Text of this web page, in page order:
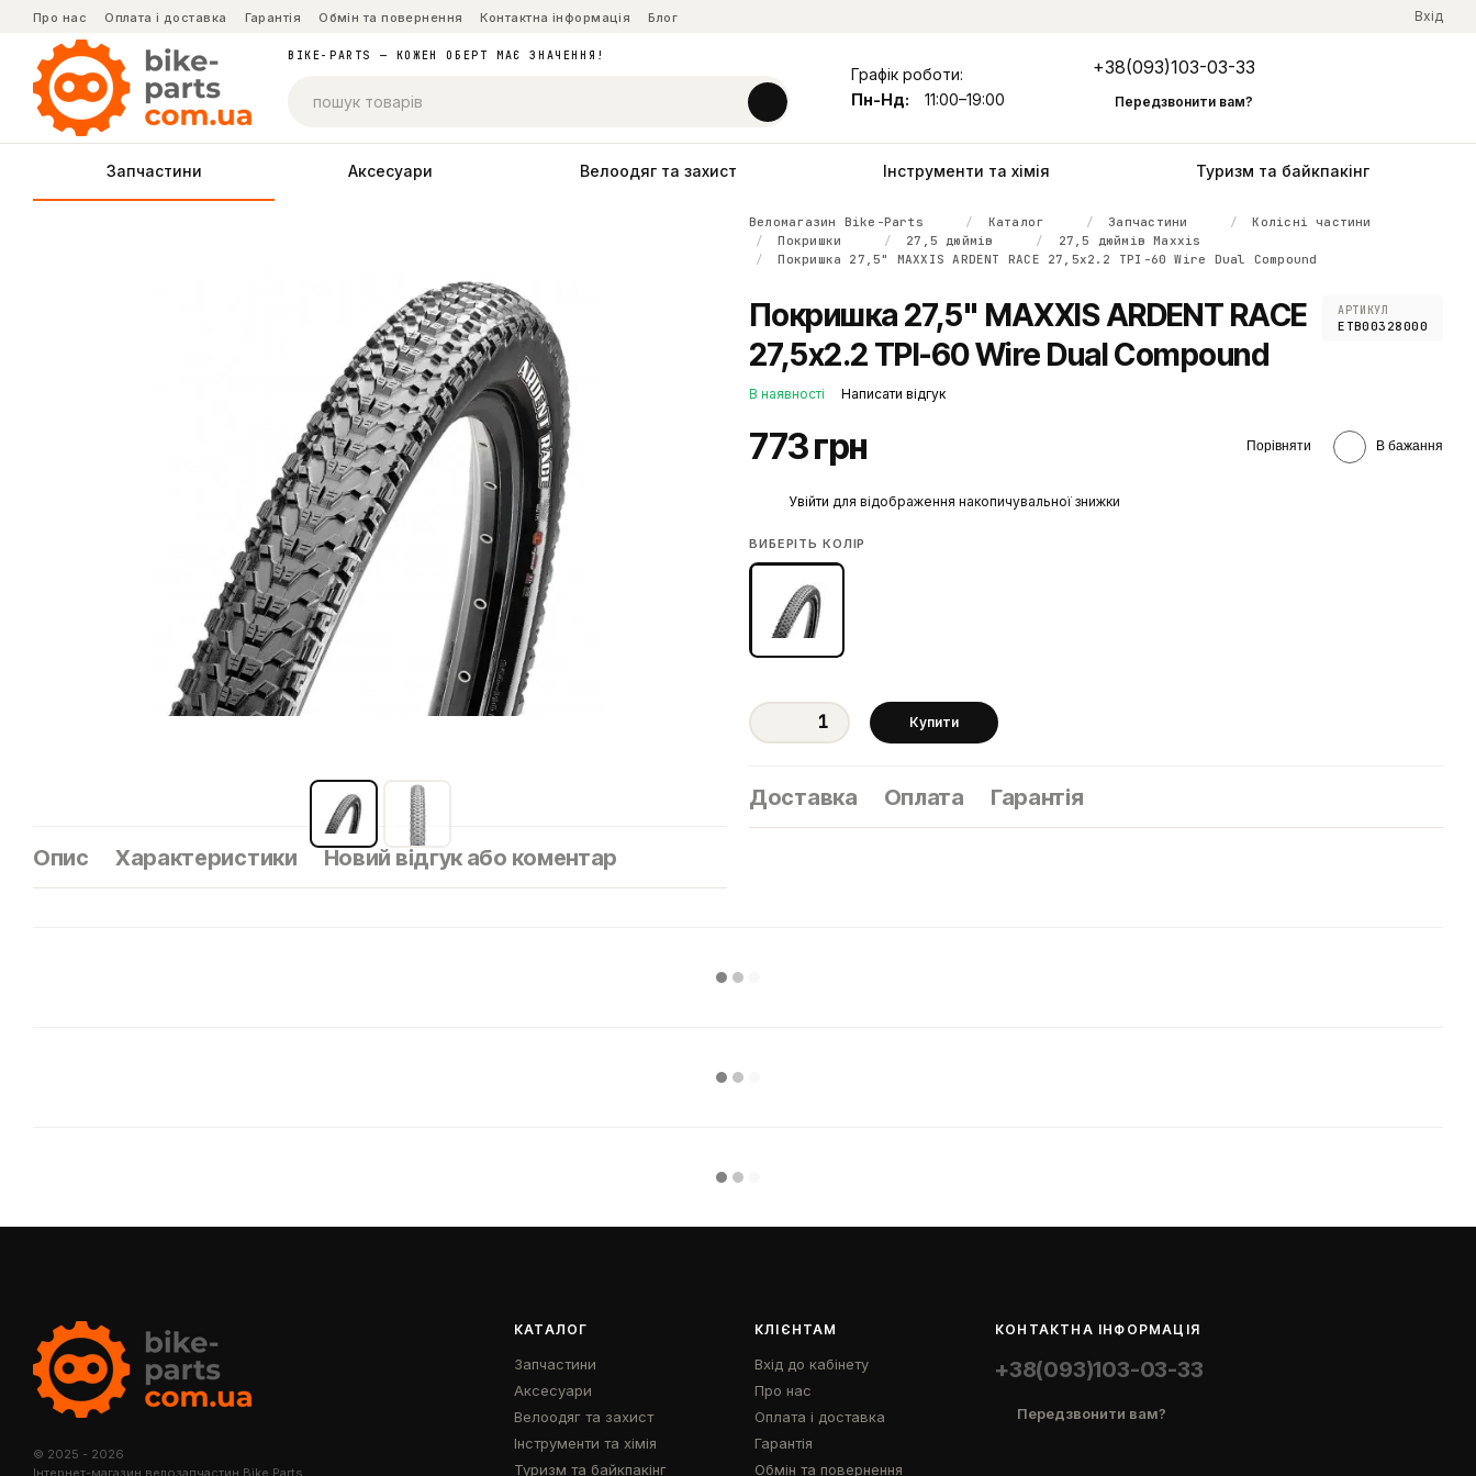
Перейти до основного контенту
Про нас Оплата і доставка Гарантія Обмін та повернення Контактна інформація Блог Вхід
BIKE-PARTS — КОЖЕН ОБЕРТ МАЄ ЗНАЧЕННЯ!
Графік роботи:
Пн-Нд:
11:00–19:00
+38(093)103-03-33
Передзвонити вам?
Запчастини Аксесуари Велоодяг та захист Інструменти та хімія Туризм та байкпакінг
Опис Характеристики Новий відгук або коментар
Веломагазин Bike-Parts Каталог Запчастини
Колісні частини
Покришки
27,5 дюймів
27,5 дюймів Maxxis
Покришка 27,5" MAXXIS ARDENT RACE 27,5x2.2 TPI-60 Wire Dual Compound
Покришка 27,5" MAXXIS ARDENT RACE
27,5x2.2 TPI-60 Wire Dual Compound
АРТИКУЛ
ETB00328000
В наявності Написати відгук
773 грн Порівняти В бажання
Увійти для відображення накопичувальної знижки
ВИБЕРІТЬ КОЛІР
Купити
Доставка Оплата Гарантія
© 2025 - 2026
Інтернет-магазин велозапчастин Bike Parts
КАТАЛОГ
Запчастини
Аксесуари
Велоодяг та захист
Інструменти та хімія
Туризм та байкпакінг
КЛІЄНТАМ
Вхід до кабінету
Про нас
Оплата і доставка
Гарантія
Обмін та повернення
КОНТАКТНА ІНФОРМАЦІЯ
+38(093)103-03-33
Передзвонити вам?